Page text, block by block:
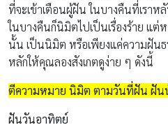
ที่จะเข้าเตือนผู้ฝัน ในบางคืนที่เราห
ในบางคืนก็นิมิตไปเป็นเรื่องร้าย แต่
นั้น เป็นนิมิต หรือเพียงแค่ความฝันธ
หลักให้คุณลองสังเกตดูง่าย ๆ ดังนี้
ตีความหมาย นิมิต ตามวันที่ฝัน ฝัน
ฝันวันอาทิตย์